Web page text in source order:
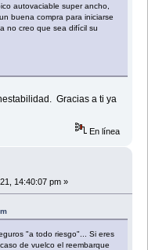
autovaciable super ancho,
buena compra para iniciarse
no creo que sea difícil su
Gracias a ti ya
En línea
14:40:07 pm »
"a todo riesgo"... Si eres
de vuelco el reembarque